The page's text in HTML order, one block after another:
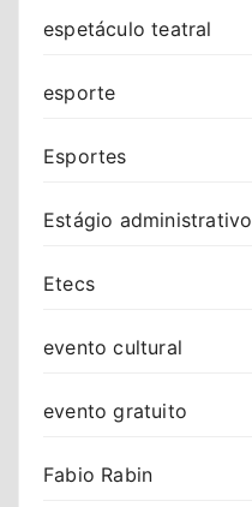
espetáculo teatral
esporte
Esportes
Estágio administrativo
Etecs
evento cultural
evento gratuito
Fabio Rabin